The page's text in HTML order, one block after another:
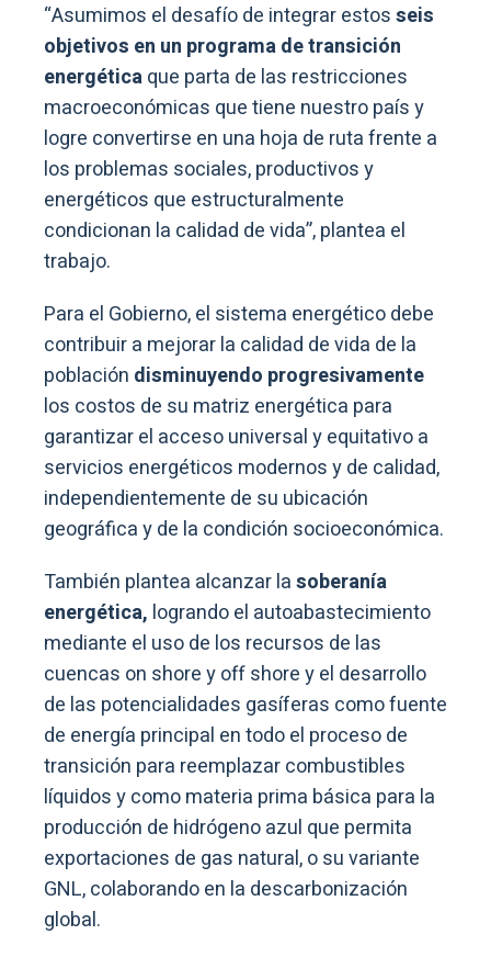
“Asumimos el desafío de integrar estosseis
objetivos en un programa de transición
energéticaque parta de las restricciones
macroeconómicas que tiene nuestro país y
logre convertirse en una hoja de ruta frente a
los problemas sociales, productivos y
energéticos que estructuralmente
condicionan la calidad de vida”, plantea el
trabajo.
Para el Gobierno, el sistema energético debe
contribuir a mejorar la calidad de vida de la
población disminuyendo progresivamente
los costos de su matriz energética para
garantizar el acceso universal y equitativo a
servicios energéticos modernos y de calidad,
independientemente de su ubicación
geográfica y de la condición socioeconómica.
También plantea alcanzar lasoberanía
energética, logrando el autoabastecimiento
mediante el uso de los recursos de las
cuencas on shore y off shore y el desarrollo
de las potencialidades gasíferas como fuente
de energía principal en todo el proceso de
transición para reemplazar combustibles
líquidos y como materia prima básica para la
producción de hidrógeno azul que permita
exportaciones de gas natural, o su variante
GNL, colaborando en la descarbonización
global.